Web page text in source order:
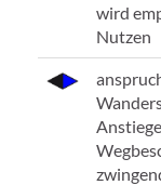
wird
Nutzen